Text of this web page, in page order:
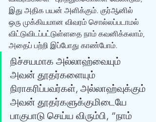
இது அதிக பயன் அளிக்கும். குர்‍ஆனில்
ஒரு முக்கியமான விவரம் சொல்லப்படாமல்
விட்டுவிடப்பட்டுள்ளதை நாம் கவனிக்கலாம்,
அதைப் பற்றி இப்போது காண்போம்.
நிச்சயமாக அல்லாஹ்வையும்
அவன் தூதர்களையும்
நிராகரிப்பவர்கள், அல்லாஹ்வுக்கும்
அவன் தூதர்களுக்குமிடையே
பாகுபாடு செய்ய விரும்பி, “நாம்